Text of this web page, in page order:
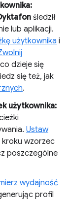
śledził
lub aplikacji.
użytkownika i
dzieje się
się też, jak
.
użytkownika:
Ustaw
wzorzec
poszczególne
wydajność
profil